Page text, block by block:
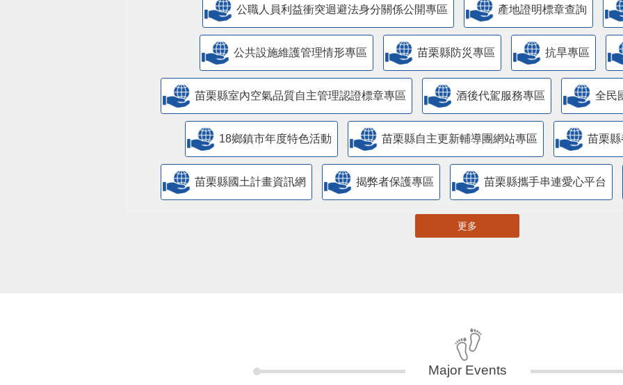
公職人員利益衝突迴避法身分關係公開專區 產地證明標章查詢
​公共設施維護管理情形專區 苗栗縣防災專區 抗旱專區
苗栗縣室內空氣品質自主管理認證標章專區 酒後代駕服務專區 全民
18鄉鎮市年度特色活動 苗栗縣自主更新輔導團網站專區 苗栗
苗栗縣國土計畫資訊網 揭弊者保護專區 苗栗縣攜手串連愛心平台
更多